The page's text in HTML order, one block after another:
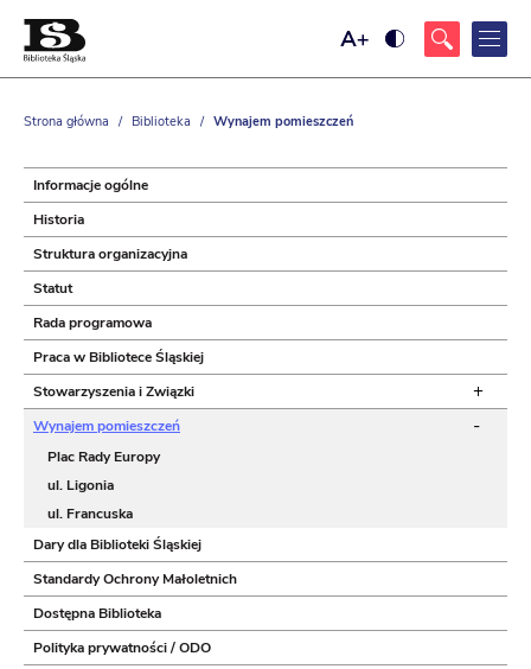
Ustaw
rozmiar
Ustaw
kontrast
tekstu
Strona główna / Biblioteka / Wynajem pomieszczeń
Informacje ogólne
Historia
Struktura organizacyjna
Statut
Rada programowa
Praca w Bibliotece Śląskiej
Stowarzyszenia i Związki
+
Wynajem pomieszczeń -
Plac Rady Europy
ul. Ligonia
ul. Francuska
Dary dla Biblioteki Śląskiej
Standardy Ochrony Małoletnich
Dostępna Biblioteka
Polityka prywatności / ODO